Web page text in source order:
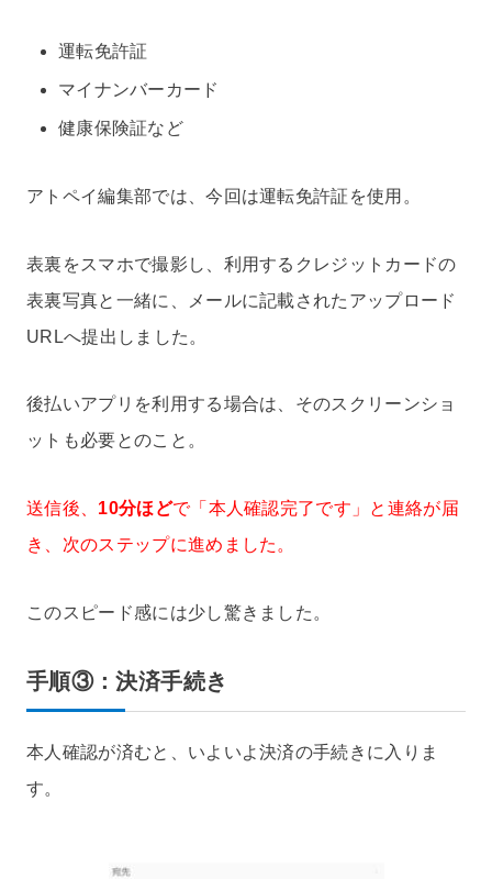
運転免許証
マイナンバーカード
健康保険証など
アトペイ編集部では、今回は運転免許証を使用。
表裏をスマホで撮影し、利用するクレジットカードの
表裏写真と一緒に、メールに記載されたアップロード
URLへ提出しました。
後払いアプリを利用する場合は、そのスクリーンショ
ットも必要とのこと。
送信後、 10分ほどで「本人確認完了です」と連絡が届
き、次のステップに進めました。
このスピード感には少し驚きました。
手順③：決済手続き
本人確認が済むと、いよいよ決済の手続きに入りま
す。